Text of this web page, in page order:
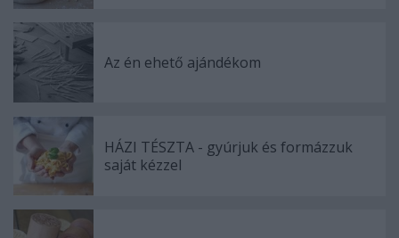
Az én ehető ajándékom
HÁZI TÉSZTA - gyúrjuk és formázzuk
saját kézzel